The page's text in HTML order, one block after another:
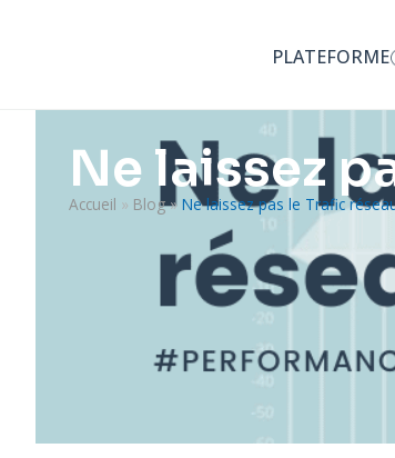
PLATEFORME
Ne laissez
Accueil » Blog» Ne laissez pas le Trafic